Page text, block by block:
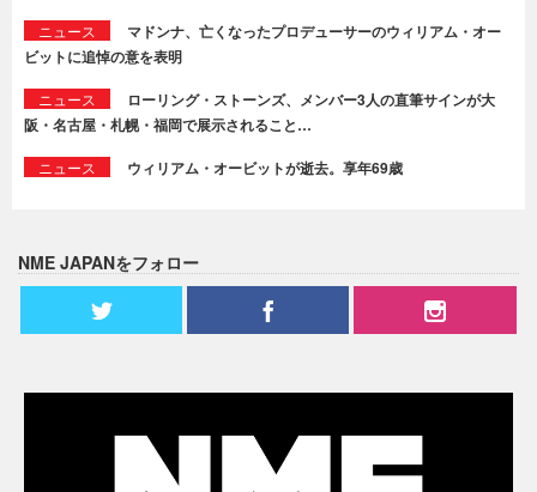
ニュース
マドンナ、亡くなったプロデューサーのウィリアム・オー
ビットに追悼の意を表明
ニュース
ローリング・ストーンズ、メンバー3人の直筆サインが大
阪・名古屋・札幌・福岡で展示されること…
ニュース ウィリアム・オービットが逝去。享年69歳
NME JAPANをフォロー